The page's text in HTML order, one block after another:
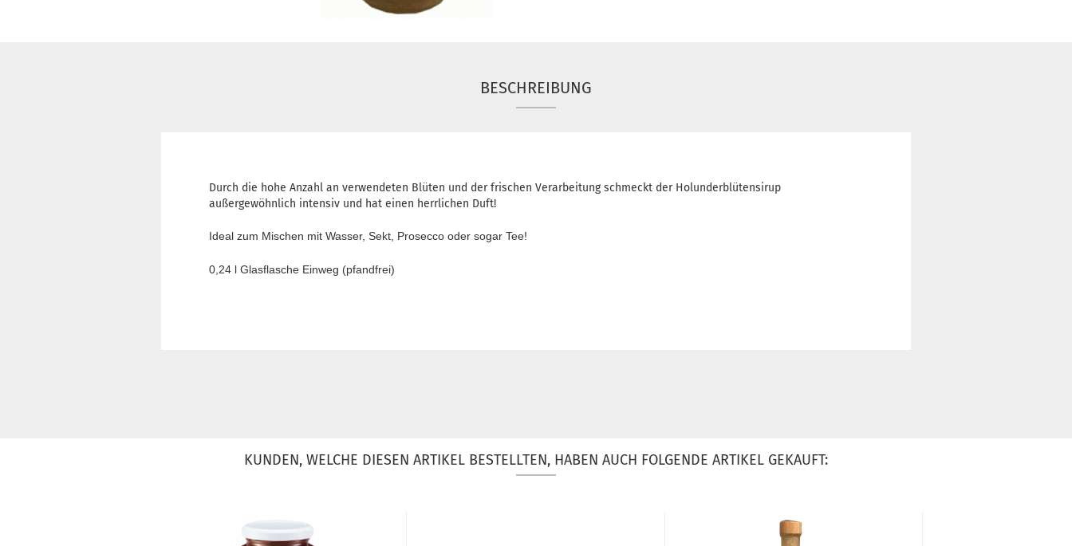
BESCHREIBUNG
Durch die hohe Anzahl an verwendeten Blüten und der frischen Verarbeitung schmeckt der Holunderblütensirup
außergewöhnlich intensiv und hat einen herrlichen Duft!
Ideal zum Mischen mit Wasser, Sekt, Prosecco oder sogar Tee!
0,24 l Glasflasche Einweg (pfandfrei)
KUNDEN, WELCHE DIESEN ARTIKEL BESTELLTEN, HABEN AUCH FOLGENDE ARTIKEL GEKAUFT: